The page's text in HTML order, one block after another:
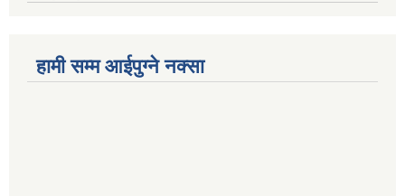
हामी सम्म आईपुग्ने नक्सा